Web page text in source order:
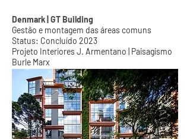
Denmark | GT Building
Gestão e montagem das áreas comuns
Status: Concluído 2023
Projeto Interiores J. Armentano | Paisagismo
Burle Marx